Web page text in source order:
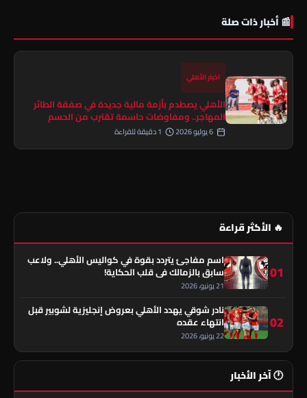
📰 أخبار ذات صلة
اخبار الأهلي
الأهلي يصطدم بأزمة مالية جديدة في صفقة الطائر
المهاجر.. ومفاوضات حاسمة تقترب من الحسم
🔥 الأكثر قراءة
01
اسم مفاجئ يتردد بقوة في كواليس الأهلي.. ولاعب
سابق بالزمالك في قلب الحكاية!
21 يونيو، 2026
02
نادر شوقي يهدد الأهلي بعروض إنجليزية لشوبير قبل
انتهاء عقده
22 يونيو، 2026
🕐 آخر الأخبار